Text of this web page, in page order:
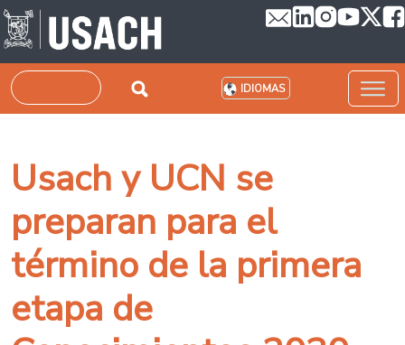
Pasar al contenido principal
Buscar IDIOMAS
Usach y UCN se
preparan para el
término de la primera
etapa de